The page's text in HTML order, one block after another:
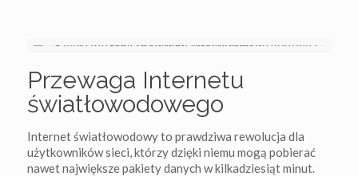
Przewaga Internetu
światłowodowego
Internet światłowodowy to prawdziwa rewolucja dla
użytkowników sieci, którzy dzięki niemu mogą pobierać
nawet największe pakiety danych w kilkadziesiąt minut.